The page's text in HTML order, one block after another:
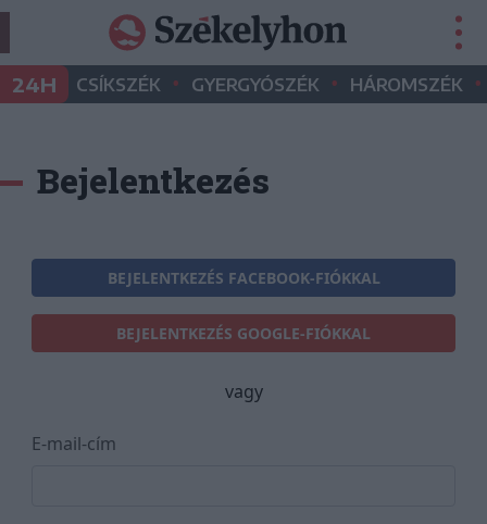
24H CSÍKSZÉK • GYERGYÓSZÉK • HÁROMSZÉK •
Bejelentkezés
BEJELENTKEZÉS FACEBOOK-FIÓKKAL
BEJELENTKEZÉS GOOGLE-FIÓKKAL
vagy
E-mail-cím